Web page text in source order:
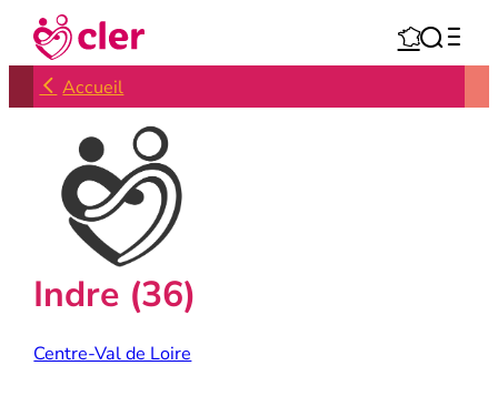
Aller
contenu
 
Accueil
Indre (36)
Centre-Val de Loire